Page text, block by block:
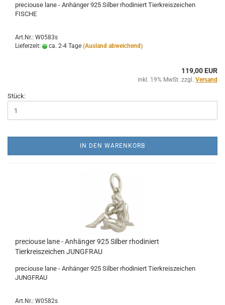
preciouse lane - Anhänger 925 Silber rhodiniert Tierkreiszeichen
FISCHE
Art.Nr.: W0583s
Lieferzeit:
ca. 2-4 Tage (Ausland abweichend)
119,00 EUR
inkl. 19% MwSt. zzgl. Versand
Stück:
IN DEN WARENKORB
preciouse lane - Anhänger 925 Silber rhodiniert
Tierkreiszeichen JUNGFRAU
preciouse lane - Anhänger 925 Silber rhodiniert Tierkreiszeichen
JUNGFRAU
Art.Nr.: W0582s